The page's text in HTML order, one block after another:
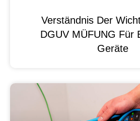
Verständnis Der
DGUV MÜFUNG Für
Geräte